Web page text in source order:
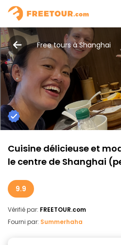
Free tours à Shanghai
Cuisine délicieuse et
le centre de Shanghai
9.9
Vérifié par: FREETOUR.com
Fourni par: Summerhaha